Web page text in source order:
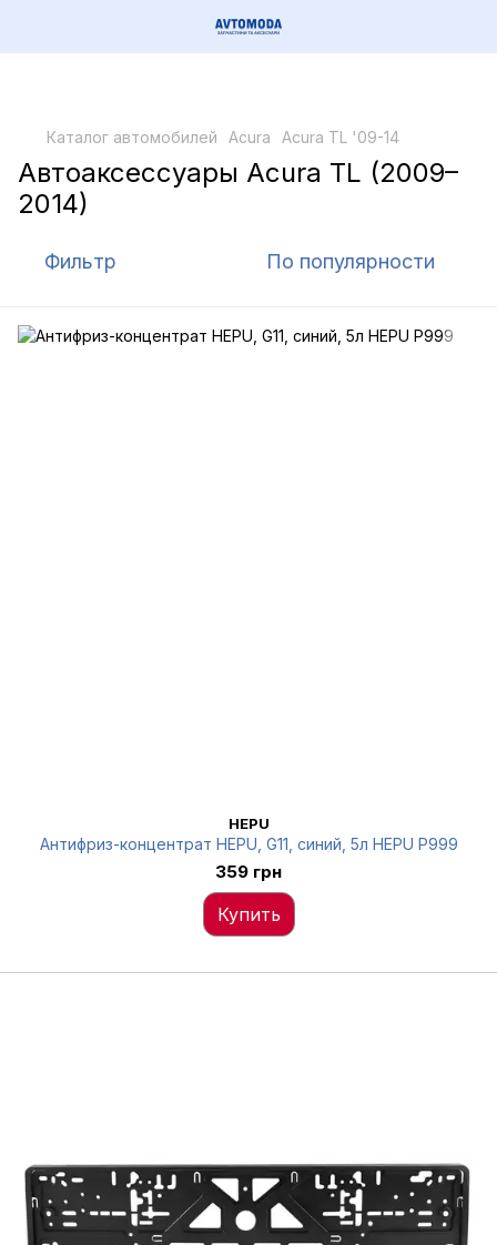
Каталог автомобилей Acura Acura TL '09-14
Автоаксессуары Acura TL (2009–
2014)
Фильтр По популярности
HEPU
Антифриз-концентрат HEPU, G11, синий, 5л HEPU P999
359 грн
Купить